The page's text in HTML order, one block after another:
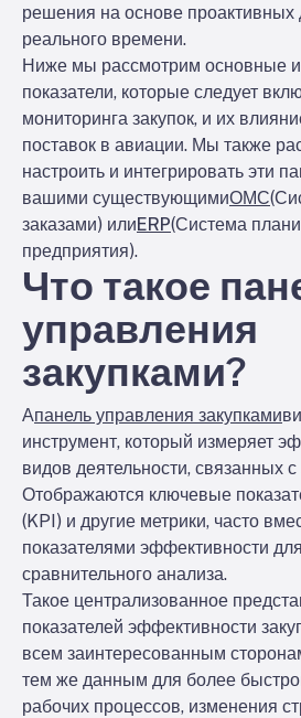
решения на основе
реального времени.
Ниже мы рассмотрим основные
показатели, которые следует
мониторинга закупок, и их
поставок в авиации. Мы также
настроить и интегрировать эти
вашими существующимиОМС
заказами) илиERP(Система
предприятия).
Что такое
управления
закупками?
Апанель управления закупками
инструмент, который измеряет
видов деятельности, связанных с
Отображаются ключевые
(KPI) и другие метрики, часто
показателями эффективности
сравнительного анализа.
Такое централизованное
показателей эффективности
всем заинтересованным
тем же данным для более
рабочих процессов, изменения